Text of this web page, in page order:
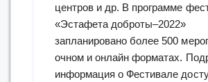
центров и др. В программе
«Эстафета доброты–2022»
запланировано более 500
очном и онлайн форматах.
информация о Фестивале